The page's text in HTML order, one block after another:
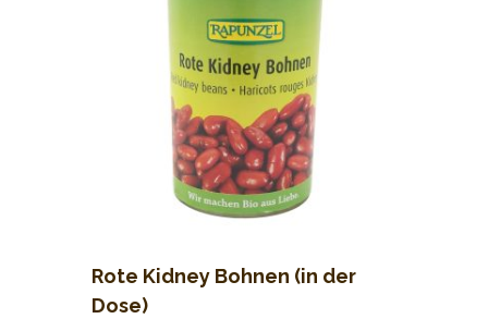
Rote Kidney Bohnen (in der
Dose)